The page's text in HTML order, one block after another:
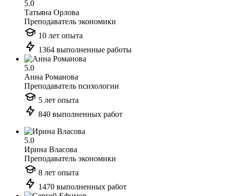
5.0
Татьяна Орлова
Преподаватель экономики
10 лет опыта
1364 выполненные работы
5.0
Анна Романова
Преподаватель психологии
5 лет опыта
840 выполненных работ
5.0
Ирина Власова
Преподаватель экономики
8 лет опыта
1470 выполненных работ